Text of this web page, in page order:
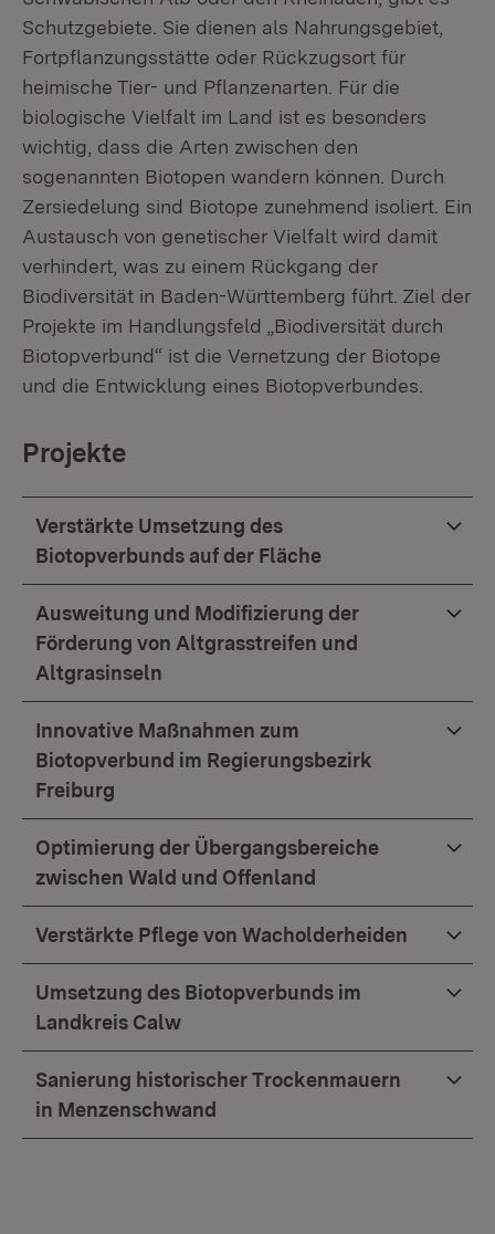
Schutzgebiete. Sie dienen als Nahrungsgebiet,
Fortpflanzungsstätte oder Rückzugsort für
heimische Tier- und Pflanzenarten. Für die
biologische Vielfalt im Land ist es besonders
wichtig, dass die Arten zwischen den
sogenannten Biotopen wandern können. Durch
Zersiedelung sind Biotope zunehmend isoliert. Ein
Austausch von genetischer Vielfalt wird damit
verhindert, was zu einem Rückgang der
Biodiversität in Baden-Württemberg führt. Ziel der
Projekte im Handlungsfeld „Biodiversität durch
Biotopverbund“ ist die Vernetzung der Biotope
und die Entwicklung eines Biotopverbundes.
Projekte
Verstärkte Umsetzung des
Biotopverbunds auf der Fläche
Ausweitung und Modifizierung der
Förderung von Altgrasstreifen und
Altgrasinseln
Innovative Maßnahmen zum
Biotopverbund im Regierungsbezirk
Freiburg
Optimierung der Übergangsbereiche
zwischen Wald und Offenland
Verstärkte Pflege von Wacholderheiden
Umsetzung des Biotopverbunds im
Landkreis Calw
Sanierung historischer Trockenmauern
in Menzenschwand